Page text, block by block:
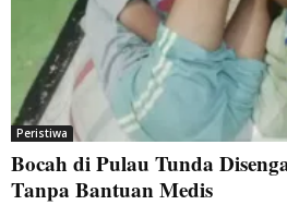
Peristiwa
Bocah di Pulau Tunda
Tanpa Bantuan Medis